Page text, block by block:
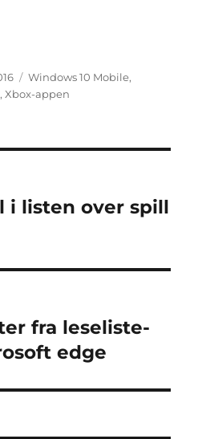
Stikkord
Windows 10 Mobile,
,Xbox-appen
i listen over spill
fra leseliste-
edge